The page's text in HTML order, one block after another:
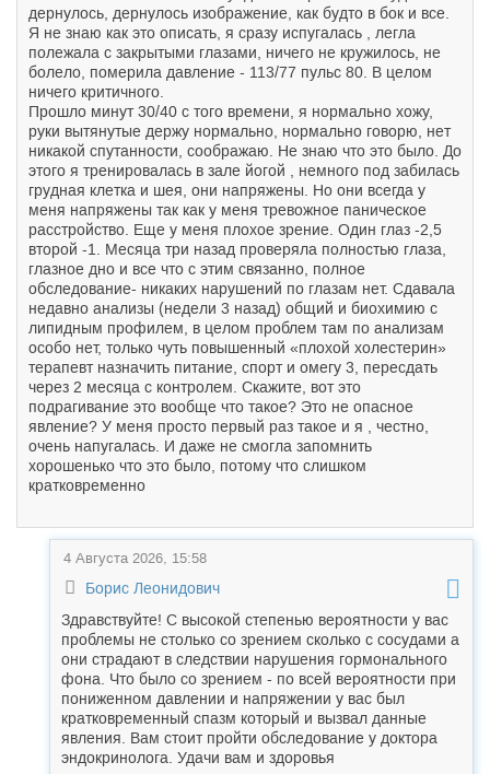
дернулось, дернулось изображение, как будто в бок и все.
Я не знаю как это описать, я сразу испугалась , легла
полежала с закрытыми глазами, ничего не кружилось, не
болело, померила давление - 113/77 пульс 80. В целом
ничего критичного.
Прошло минут 30/40 с того времени, я нормально хожу,
руки вытянутые держу нормально, нормально говорю, нет
никакой спутанности, соображаю. Не знаю что это было. До
этого я тренировалась в зале йогой , немного под забилась
грудная клетка и шея, они напряжены. Но они всегда у
меня напряжены так как у меня тревожное паническое
расстройство. Еще у меня плохое зрение. Один глаз -2,5
второй -1. Месяца три назад проверяла полностью глаза,
глазное дно и все что с этим связанно, полное
обследование- никаких нарушений по глазам нет. Сдавала
недавно анализы (недели 3 назад) общий и биохимию с
липидным профилем, в целом проблем там по анализам
особо нет, только чуть повышенный «плохой холестерин»
терапевт назначить питание, спорт и омегу 3, пересдать
через 2 месяца с контролем. Скажите, вот это
подрагивание это вообще что такое? Это не опасное
явление? У меня просто первый раз такое и я , честно,
очень напугалась. И даже не смогла запомнить
хорошенько что это было, потому что слишком
кратковременно
4 Августа 2026, 15:58
Борис Леонидович
Здравствуйте! С высокой степенью вероятности у вас
проблемы не столько со зрением сколько с сосудами а
они страдают в следствии нарушения гормонального
фона. Что было со зрением - по всей вероятности при
пониженном давлении и напряжении у вас был
кратковременный спазм который и вызвал данные
явления. Вам стоит пройти обследование у доктора
эндокринолога. Удачи вам и здоровья